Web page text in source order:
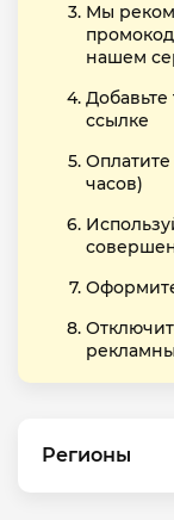
Мы
нашем
ссылке
часов)
Регионы